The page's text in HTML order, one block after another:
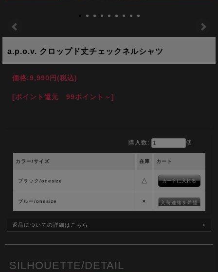
a.p.o.v. クロップド丈チェックネルシャツ
価格:9,990円(税込)
[ポイント還元 99ポイント～]
購入数: 個
カラー/サイズ 在庫 カート
ブラック/onesize △
ブルー/onesize × 入荷連絡を希望
返品についての詳細はこちら
SILHOUETTE/DETAIL